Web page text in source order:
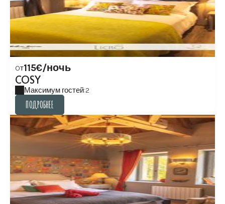
Oт115€/ночь
COSY
Максимум гостей:2
ПОДРОБНЕЕ
ПОДРОБНЕЕ